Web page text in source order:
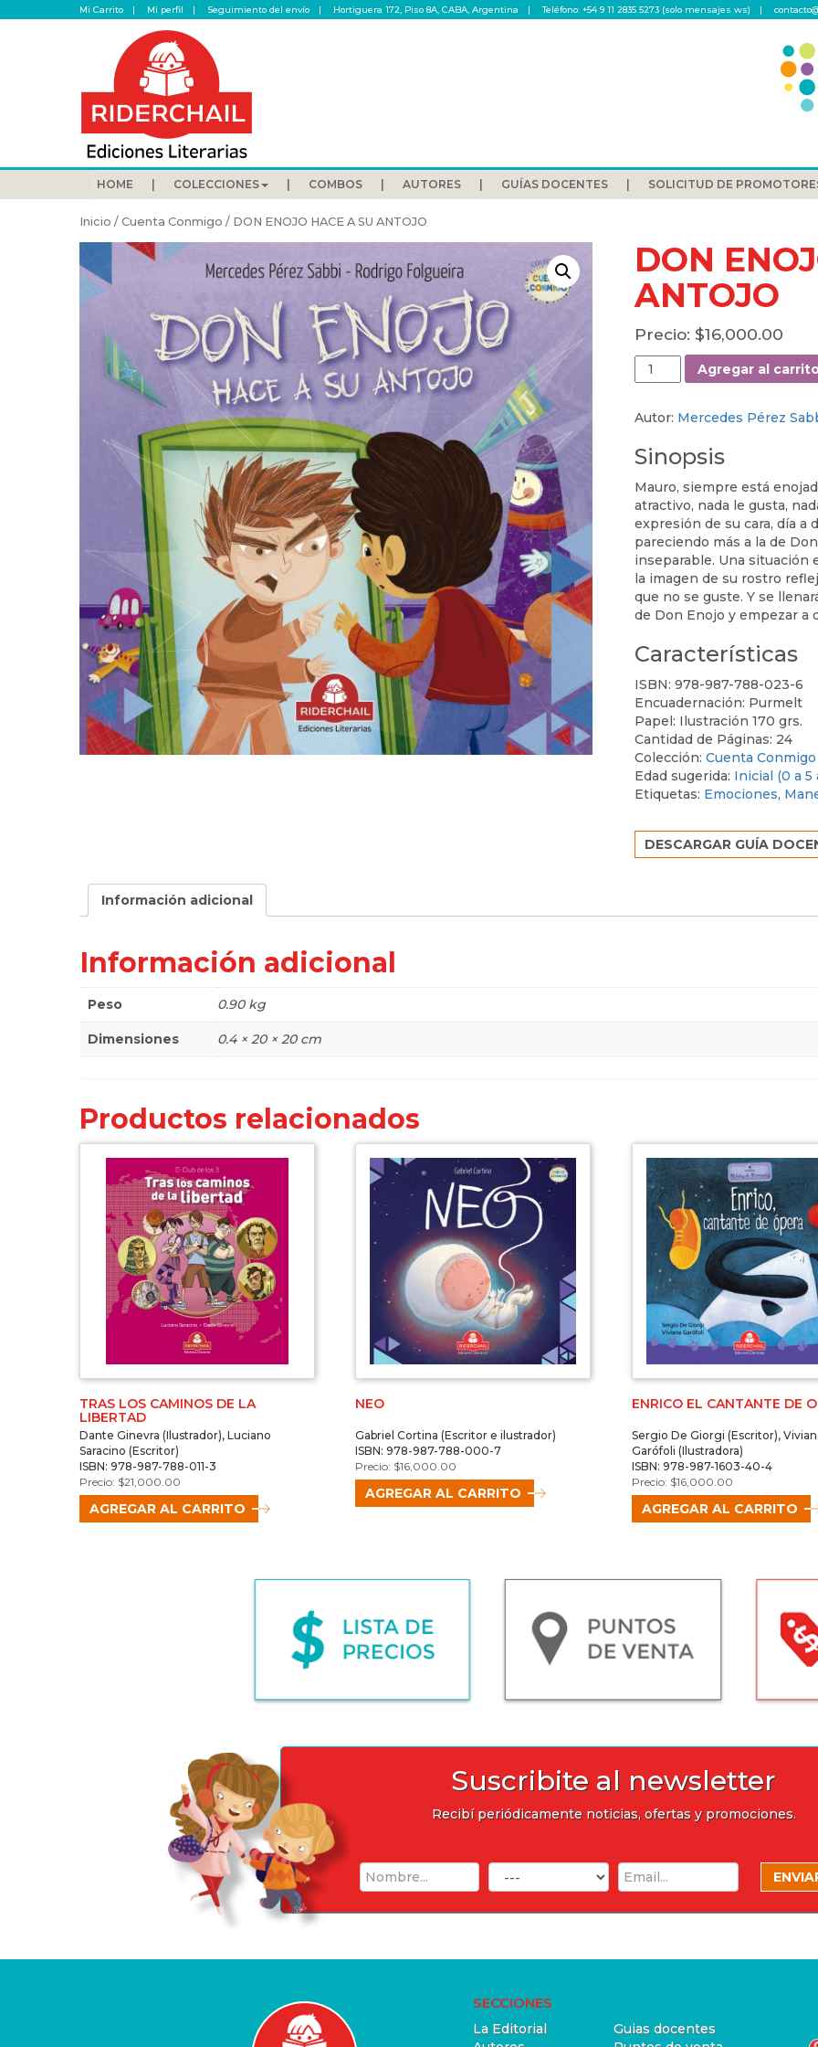
Mi Carrito Mi perfil Seguimiento del envío Hortiguera 172, Piso 8A, CABA, Argentina Teléfono: +54 9 11 2835 5273 (solo mensajes ws)
HOME COLECCIONES COMBOS AUTORES GUÍAS DOCENTES SOLICITUD DE
Inicio / Cuenta Conmigo / DON ENOJO HACE A SU ANTOJO
DON
ANTOJO
$16,000.00
DON
ENOJO
A
ANTOJO
cantidad
Agregar al
Autor: Mercedes Pérez
Sinopsis
Mauro, siempre está
atractivo, nada le gusta,
expresión de su cara, día a
pareciendo más a la de
inseparable. Una situación
la imagen de su rostro
que no se guste. Y se
de Don Enojo y empezar a
Características
ISBN:978-987-788-023-6
Encuadernación: Purmelt
Papel: Ilustración 170 grs.
Cantidad de Páginas: 24
Colección:Cuenta Conmigo
Edad sugerida: Inicial (0 a 5
Etiquetas: Emociones,
DESCARGAR GUÍA
Información adicional
Información adicional
Peso 0.90 kg
Dimensiones 0.4 × 20 × 20 cm
Productos relacionados
TRAS LOS CAMINOS DE LA
LIBERTAD
Dante Ginevra (Ilustrador), Luciano
Saracino (Escritor)
ISBN: 978-987-788-011-3
$21,000.00
AGREGAR AL CARRITO
NEO
Gabriel Cortina (Escritor e ilustrador)
ISBN: 978-987-788-000-7
$16,000.00
AGREGAR AL CARRITO
ENRICO EL CANTANTE DE
Sergio De Giorgi (Escritor),
Garófoli (Ilustradora)
ISBN: 978-987-1603-40-4
$16,000.00
AGREGAR AL CARRITO
Suscribite al newsletter
Recibí periódicamente noticias, ofertas y promociones.
SECCIONES
La Editorial
Guias docentes